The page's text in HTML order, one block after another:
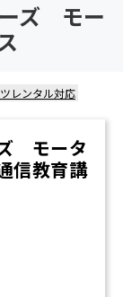
ズ モー
レンタル対応
モータ
信教育講